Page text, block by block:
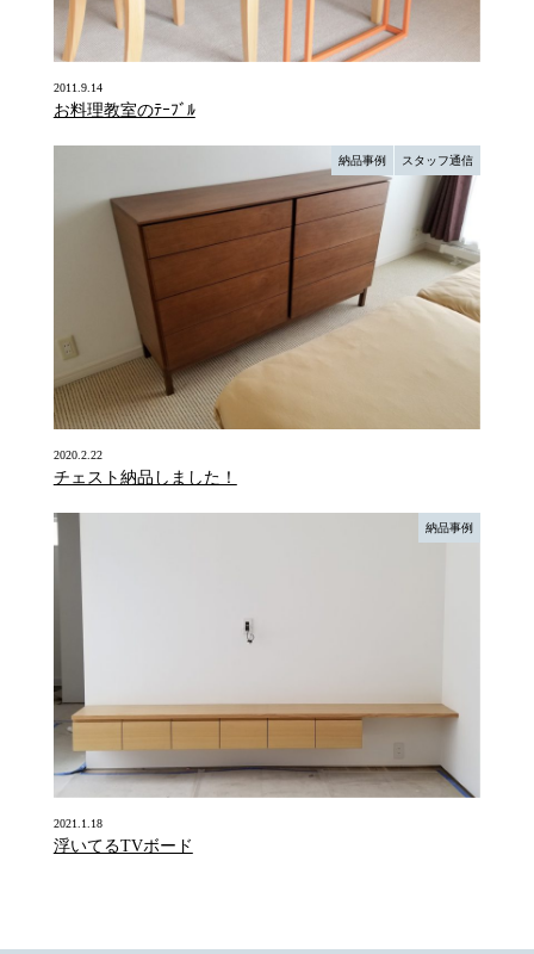
2011.9.14
お料理教室のﾃｰﾌﾞﾙ
納品事例 スタッフ通信
2020.2.22
チェスト納品しました！
納品事例
2021.1.18
浮いてるTVボード